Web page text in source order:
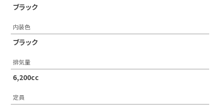
ブラック
内装色
ブラック
排気量
6,200cc
定員